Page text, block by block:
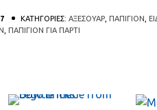
ΚΑΤΗΓΟΡΙΕΣ: ΑΞΕΣΟΥΑΡ ΠΑΠΙΓΙΟΝ
ΠΑΠΙΓΙΟΝ ΓΙΑ ΠΑΡΤΙ